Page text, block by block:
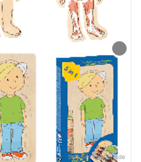
Sumber:beleduc.de